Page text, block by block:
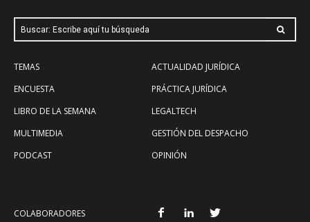
Buscar: Escribe aquí tu búsqueda
TEMAS
ENCUESTA
LIBRO DE LA SEMANA
MULTIMEDIA
PODCAST
ACTUALIDAD JURÍDICA
PRÁCTICA JURÍDICA
LEGALTECH
GESTIÓN DEL DESPACHO
OPINIÓN
COLABORADORES